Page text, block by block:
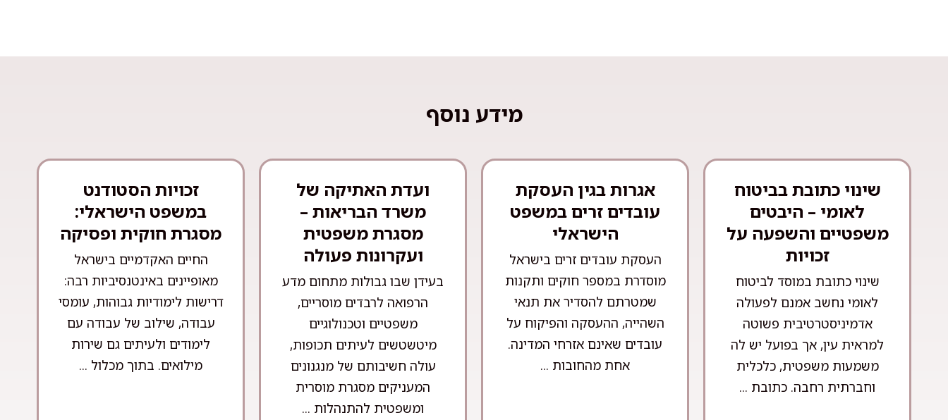
מידע נוסף
שינוי כתובת בביטוח
לאומי – היבטים
משפטיים והשפעה על
זכויות
שינוי כתובת במוסד לביטוח
לאומי נחשב אמנם לפעולה
אדמיניסטרטיבית פשוטה
למראית עין, אך בפועל יש לה
משמעות משפטית, כלכלית
וחברתית רחבה. כתובת ...
אגרות בגין העסקת
עובדים זרים במשפט
הישראלי
העסקת עובדים זרים בישראל
מוסדרת במספר חוקים ותקנות
שמטרתם להסדיר את תנאי
השהייה, ההעסקה והפיקוח על
עובדים שאינם אזרחי המדינה.
אחת מהחובות ...
ועדת האתיקה של
משרד הבריאות –
מסגרת משפטית
ועקרונות פעולה
בעידן שבו גבולות מתחום מדע
הרפואה לרבדים מוסריים,
משפטיים וטכנולוגיים
מיטשטשים לעיתים תכופות,
עולה חשיבותם של מנגנונים
המעניקים מסגרת מוסרית
ומשפטית להתנהלות ...
זכויות הסטודנט
במשפט הישראלי:
מסגרת חוקית ופסיקה
החיים האקדמיים בישראל
מאופיינים באינטנסיביות רבה:
דרישות לימודיות גבוהות, עומסי
עבודה, שילוב של עבודה עם
לימודים ולעיתים גם שירות
מילואים. בתוך מכלול ...